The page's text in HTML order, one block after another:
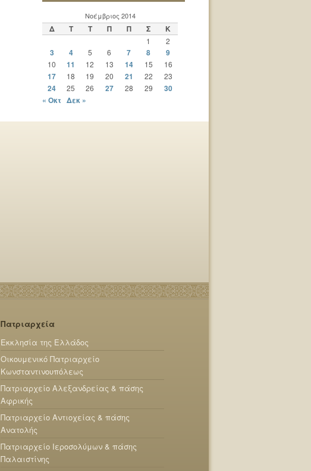
Νοέμβριος 2014
Δ Τ Τ Π Π Σ Κ
1 2
3 4 5 6 7 8 9
10 11 12 13 14 15 16
17 18 19 20 21 22 23
24 25 26 27 28 29
30
« Οκτ Δεκ »
Πατριαρχεία
Εκκλησία της Ελλάδος
Οικουμενικό Πατριαρχείο
Κωνσταντινουπόλεως
Πατριαρχείο Αλεξανδρείας & πάσης
Αφρικής
Πατριαρχείο Αντιοχείας & πάσης
Ανατολής
Πατριαρχείο Ιεροσολύμων & πάσης
Παλαιστίνης